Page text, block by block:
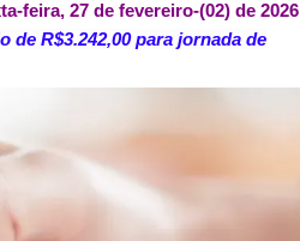
feira, 27 de fevereiro-(02) de 2026
de R$3.242,00 para jornada de